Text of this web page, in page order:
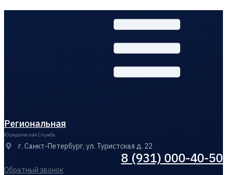
Региональная
Юридическая Служба
г. Санкт-Петербург, ул. Туристская д. 22
8 (931) 000-40-50
Обратный звонок